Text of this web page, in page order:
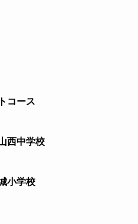
コース
西中学校
小学校